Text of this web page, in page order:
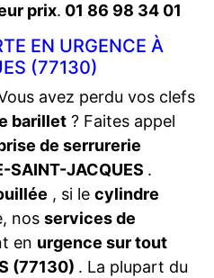
prix. 01 86 98 34 01
EN URGENCE À
(77130)
avez perdu vos clefs
barillet ? Faites appel
de serrurerie
SAINT-JACQUES .
, si le cylindre
nos services de
en urgence sur tout
(77130) . La plupart du